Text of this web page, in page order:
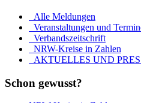
Alle Meldungen
Veranstaltungen und
Verbandszeitschrift
NRW-Kreise in Zahlen
AKTUELLES UND
Schon gewusst?